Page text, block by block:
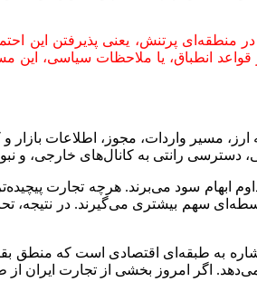
پرتنش، یعنی پذیرفتن این
انطباق، یا ملاحظات سیاسی، این
مسیر واردات، مجوز، اطلاعات بازار
دسترسی رانتی به کانال‌های خارجی، و
ابهام سود می‌برند. هرچه تجارت
سهم بیشتری می‌گیرند. در نتیجه،
به طبقه‌ای اقتصادی است که منطق
اگر امروز بخشی از تجارت ایران